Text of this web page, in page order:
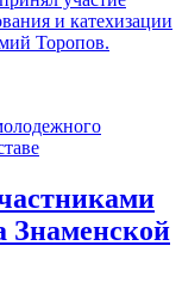
и катехизации
Торопов.
Знаменской